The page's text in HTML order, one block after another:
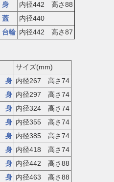
内径442 高さ88
内径440
輪 内径442 高さ87
サイズ(mm)
身 内径267 高さ74
身 内径297 高さ74
身 内径324 高さ74
身 内径355 高さ74
身 内径385 高さ74
身 内径418 高さ74
身 内径442 高さ88
身 内径463 高さ88